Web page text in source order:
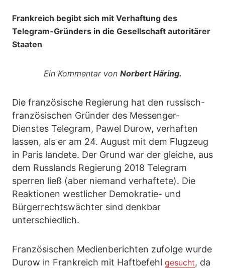
Frankreich begibt sich mit Verhaftung des
Telegram-Gründers in die Gesellschaft autoritärer
Staaten
Ein Kommentar von Norbert Häring.
Die französische Regierung hat den russisch-
französischen Gründer des Messenger-
Dienstes Telegram, Pawel Durow, verhaften
lassen, als er am 24. August mit dem Flugzeug
in Paris landete. Der Grund war der gleiche, aus
dem Russlands Regierung 2018 Telegram
sperren ließ (aber niemand verhaftete). Die
Reaktionen westlicher Demokratie- und
Bürgerrechtswächter sind denkbar
unterschiedlich.
Französischen Medienberichten zufolge wurde
Durow in Frankreich mit Haftbefehl gesucht, da